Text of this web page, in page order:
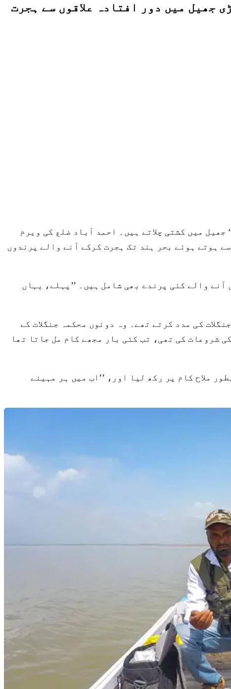
جھیل میں دور افتادہ علاقوں سے ہجرت
جھیل میں کشتی چلاتے ہیں۔ احمد آباد ضلع کی ویرم
سے ہوتے ہوئے بحر ہند تک ہجرت کرکے آنے والے پرندوں
نل سروور میں آنے والے کئی پرندے بھی شامل ہیں۔ ’’پہلے، یہاں
کی مدد کرتے تھے۔ وہ دونوں محکمہ جنگلات کے
تھے اور اب میں بھی وہی کر رہا ہوں،‘‘ وہ بتاتے ہیں۔ ’’[جب] میں نے ۱۹۹۷ میں اس کی شروعات کی تھی، تب کئی بار مجھے کام مل جاتا تھا
ملاح کام پر رکھ لیا اور، ’’اب میں ہر مہینے